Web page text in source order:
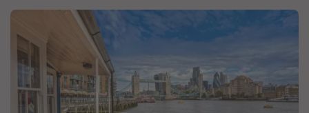
Hotel
Pauschalreisen
Kreuzfahrten
Reiseziele